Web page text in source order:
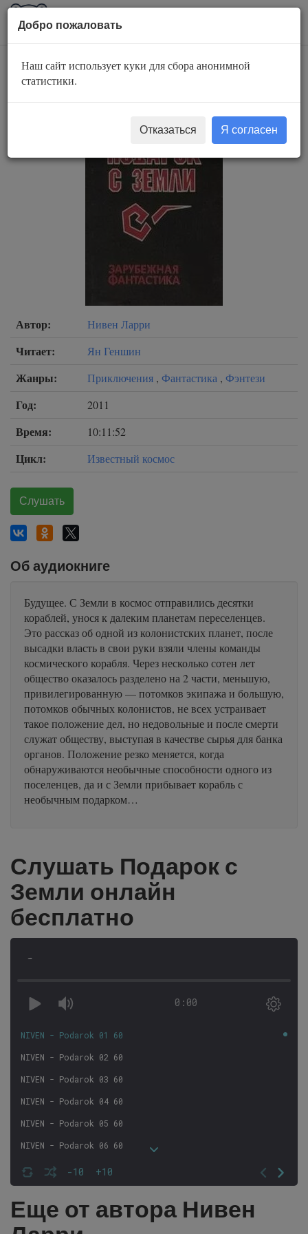
AuBook.org
Подарок с Земли
Автор: Нивен Ларри
Читает: Ян Геншин
Жанры: Приключения , Фантастика , Фэнтези
Год: 2011
Время: 10:11:52
Цикл: Известный космос
Слушать
Об аудиокниге
Будущее. С Земли в космос отправились десятки
кораблей, унося к далеким планетам переселенцев.
Это рассказ об одной из колонистских планет, после
высадки власть в свои руки взяли члены команды
космического корабля. Через несколько сотен лет
общество оказалось разделено на 2 части, меньшую,
привилегированную — потомков экипажа и большую,
потомков обычных колонистов, не всех устраивает
такое положение дел, но недовольные и после смерти
служат обществу, выступая в качестве сырья для банка
органов. Положение резко меняется, когда
обнаруживаются необычные способности одного из
поселенцев, да и с Земли прибывает корабль с
необычным подарком…
Слушать Подарок с
Земли онлайн
бесплатно
-
0:00
-10 +10
NIVEN - Podarok 01 60
NIVEN - Podarok 02 60
NIVEN - Podarok 03 60
NIVEN - Podarok 04 60
NIVEN - Podarok 05 60
NIVEN - Podarok 06 60
NIVEN - Podarok 07 60
NIVEN - Podarok 08 60
NIVEN - Podarok 09 60
Еще от автора Нивен
Добро пожаловать
Наш сайт использует куки для сбора анонимной
статистики.
Отказаться Я согласен